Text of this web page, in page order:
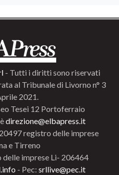
- Tutti i diritti sono riservati
al Tribunale di Livorno n° 3
2021.
Tesei 12 Portoferraio
direzione@elbapress.it
registro delle imprese
e Tirreno
delle imprese Li- 206464
- Pec: srllive@pec.it